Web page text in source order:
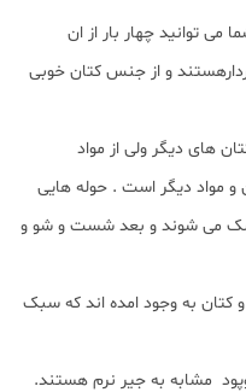
می توانید چهار بار از ان
و از جنس کتان خوبی
های دیگر ولی از مواد
و مواد دیگر است . حوله هایی
می شوند و بعد شست و شو و
کتان به وجود امده اند که سبک
وپود مشابه به جیر نرم هستند.